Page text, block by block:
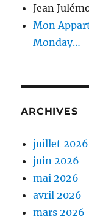
Jean
Mon
Monday…
ARCHIVES
juillet 2026
juin 2026
mai 2026
avril 2026
mars 2026